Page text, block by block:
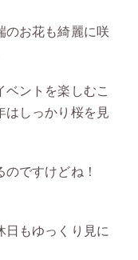
のお花も綺麗に咲
ベントを楽しむこ
はしっかり桜を見
ですけどね！
日もゆっくり見に